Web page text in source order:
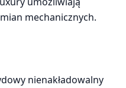
mechanicznych.
nienakładowalny